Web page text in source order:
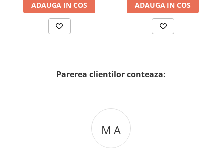
ADAUGA IN COS ADAUGA IN COS
Parerea clientilor conteaza:
M A